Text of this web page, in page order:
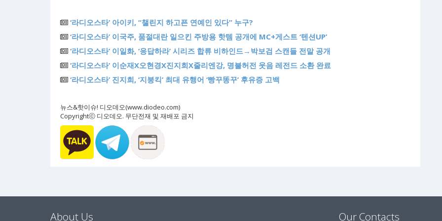
‘라디오스타’ 아이키, “챌린지 하고픈 연예인 있다” 누구?
‘라디오스타’ 이국주, 품절대란 일으킨 주방용 핫템 공개에 MC+게스트 ‘텐션UP’
‘라디오스타’ 이일화, ‘응답하라’ 시리즈 합류 비하인드→박보검 스캔들 전말 공개
‘라디오스타’ 이순재X오현경X진지희X줄리엔강, 명불허전 웃음 레전드 소환 완료
‘라디오스타’ 진지희, ‘지붕킥’ 최대 유행어 ‘빵꾸똥꾸’ 후유증 고백
뉴스&핫이슈! 디오데오(www.diodeo.com)
Copyrightⓒ 디오데오. 무단전재 및 재배포 금지
About Us Our Contacts